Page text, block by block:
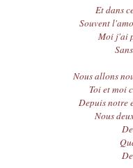
Et dans
Souvent
Moi j'ai
Nous allons
Toi et moi
Depuis notre
Nous